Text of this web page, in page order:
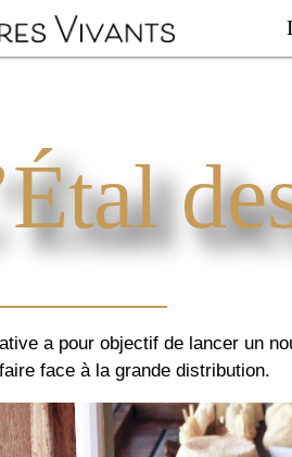
a pour objectif de lancer un
face à la grande distribution.